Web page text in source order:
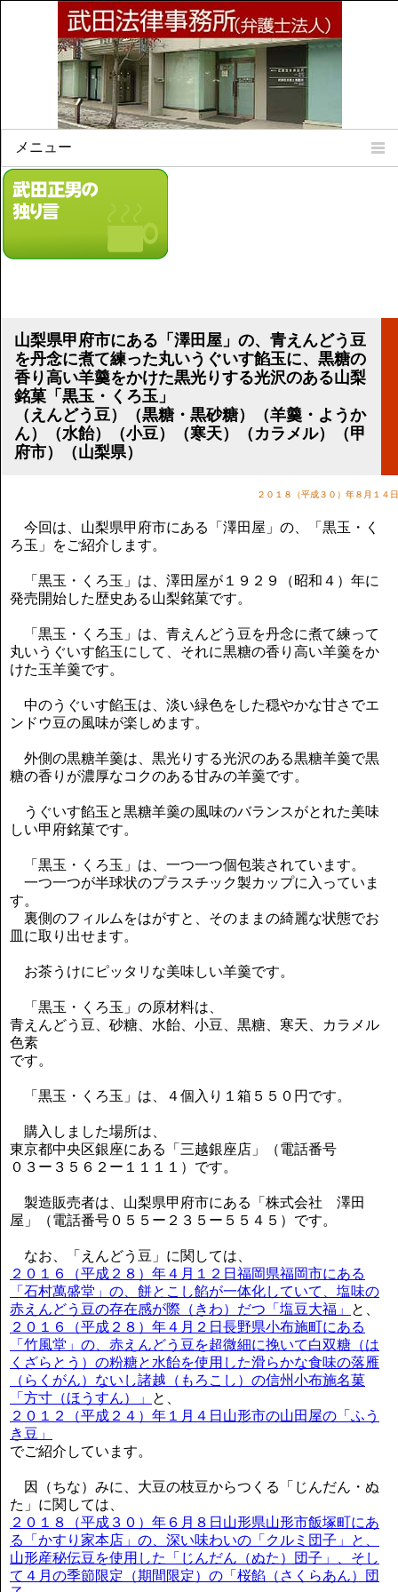
メニュー
Home
所属弁護士
法律相談案内
リンク集
顧問契約について
講演のご案内
気をつけたい法律のポイント
武田正男の独り言
山梨県甲府市にある「澤田屋」の、青えんどう豆
を丹念に煮て練った丸いうぐいす餡玉に、黒糖の
香り高い羊羹をかけた黒光りする光沢のある山梨
銘菓「黒玉・くろ玉」
（えんどう豆）（黒糖・黒砂糖）（羊羹・ようか
ん）（水飴）（小豆）（寒天）（カラメル）（甲
府市）（山梨県）
２０１８（平成３０）年８月１４日
今回は、山梨県甲府市にある「澤田屋」の、「黒玉・く
ろ玉」をご紹介します。
「黒玉・くろ玉」は、澤田屋が１９２９（昭和４）年に
発売開始した歴史ある山梨銘菓です。
「黒玉・くろ玉」は、青えんどう豆を丹念に煮て練って
丸いうぐいす餡玉にして、それに黒糖の香り高い羊羹をか
けた玉羊羹です。
中のうぐいす餡玉は、淡い緑色をした穏やかな甘さでエ
ンドウ豆の風味が楽しめます。
外側の黒糖羊羹は、黒光りする光沢のある黒糖羊羹で黒
糖の香りが濃厚なコクのある甘みの羊羹です。
うぐいす餡玉と黒糖羊羹の風味のバランスがとれた美味
しい甲府銘菓です。
「黒玉・くろ玉」は、一つ一つ個包装されています。
一つ一つが半球状のプラスチック製カップに入っていま
す。
裏側のフィルムをはがすと、そのままの綺麗な状態でお
皿に取り出せます。
お茶うけにピッタリな美味しい羊羹です。
「黒玉・くろ玉」の原材料は、
青えんどう豆、砂糖、水飴、小豆、黒糖、寒天、カラメル
色素
です。
「黒玉・くろ玉」は、４個入り１箱５５０円です。
購入しました場所は、
東京都中央区銀座にある「三越銀座店」（電話番号
０３ー３５６２ー１１１１）です。
製造販売者は、山梨県甲府市にある「株式会社 澤田
屋」（電話番号０５５ー２３５ー５５４５）です。
なお、「えんどう豆」に関しては、
２０１６（平成２８）年４月１２日福岡県福岡市にある
「石村萬盛堂」の、餅とこし餡が一体化していて、塩味の
赤えんどう豆の存在感が際（きわ）だつ「塩豆大福」
と、
２０１６（平成２８）年４月２日長野県小布施町にある
「竹風堂」の、赤えんどう豆を超微細に挽いて白双糖（は
くざらとう）の粉糖と水飴を使用した滑らかな食味の落雁
（らくがん）ないし諸越（もろこし）の信州小布施名菓
「方寸（ほうすん）」
と、
２０１２（平成２４）年１月４日山形市の山田屋の「ふう
き豆」
でご紹介しています。
因（ちな）みに、大豆の枝豆からつくる「じんだん・ぬ
た」に関しては、
２０１８（平成３０）年６月８日山形県山形市飯塚町にあ
る「かすり家本店」の、深い味わいの「クルミ団子」と、
山形産秘伝豆を使用した「じんだん（ぬた）団子」、そし
て４月の季節限定（期間限定）の「桜餡（さくらあん）団